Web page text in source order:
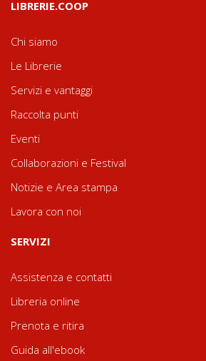
LIBRERIE.COOP
Chi siamo
Le Librerie
Servizi e vantaggi
Raccolta punti
Eventi
Collaborazioni e Festival
Notizie e Area stampa
Lavora con noi
SERVIZI
Assistenza e contatti
Libreria online
Prenota e ritira
Guida all'ebook